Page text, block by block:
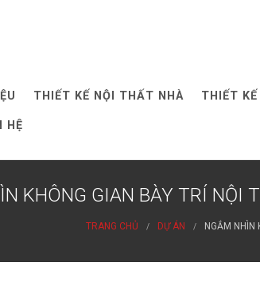
THIẾT KẾ NỘI THẤT NHÀ THIẾT
HỆ
KHÔNG GIAN BÀY TRÍ NỘI
TRANG CHỦ DỰ ÁN NGẮM NHÌN